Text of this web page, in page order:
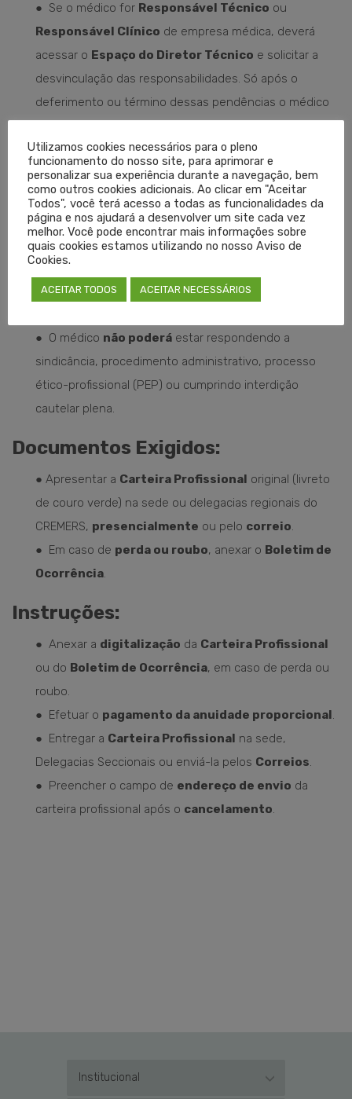
● Se o médico for Responsável Técnico ou
Responsável Clínico de empresa médica, deverá
acessar o Espaço do Diretor Técnico e solicitar a
desvinculação das responsabilidades. Só após o
deferimento ou término dessas pendências o médico
●Caso o médico esteja fora do Estado do Rio Grande
do Sul, aCarteira Profissional Médica(livreto de
couro verde) pode ser enviada pelos correios para a
sede do CREMERS para o devido registro de
cancelamento. O médico deverá especificar o
Conselho Regional de Medicina
inscrição primária ativa, para que a carteira seja
● O médico não poderá estar respondendo a
sindicância, procedimento administrativo, processo
ético-profissional (PEP) ou cumprindo interdição
cautelar plena.
Documentos Exigidos:
● Apresentar a Carteira Profissional original (livreto
de couro verde) na sede ou delegacias regionais do
CREMERS, presencialmente ou pelo correio.
● Em caso de perda ou roubo, anexar o Boletim de
Ocorrência.
Instruções:
● Anexar a digitalização da Carteira Profissional
ou do Boletim de Ocorrência, em caso de perda ou
roubo.
● Efetuar o pagamento da anuidade proporcional.
● Entregar a Carteira Profissional na sede,
Delegacias Seccionais ou enviá-la pelos Correios.
● Preencher o campo de endereço de envio da
carteira profissional após o cancelamento.
Institucional
Utilizamos cookies necessários para o pleno
funcionamento do nosso site, para aprimorar e
personalizar sua experiência durante a navegação, bem
como outros cookies adicionais. Ao clicar em "Aceitar
Todos", você terá acesso a todas as funcionalidades da
página e nos ajudará a desenvolver um site cada vez
melhor. Você pode encontrar mais informações sobre
quais cookies estamos utilizando no nosso Aviso de
Cookies.
ACEITAR TODOS ACEITAR NECESSÁRIOS